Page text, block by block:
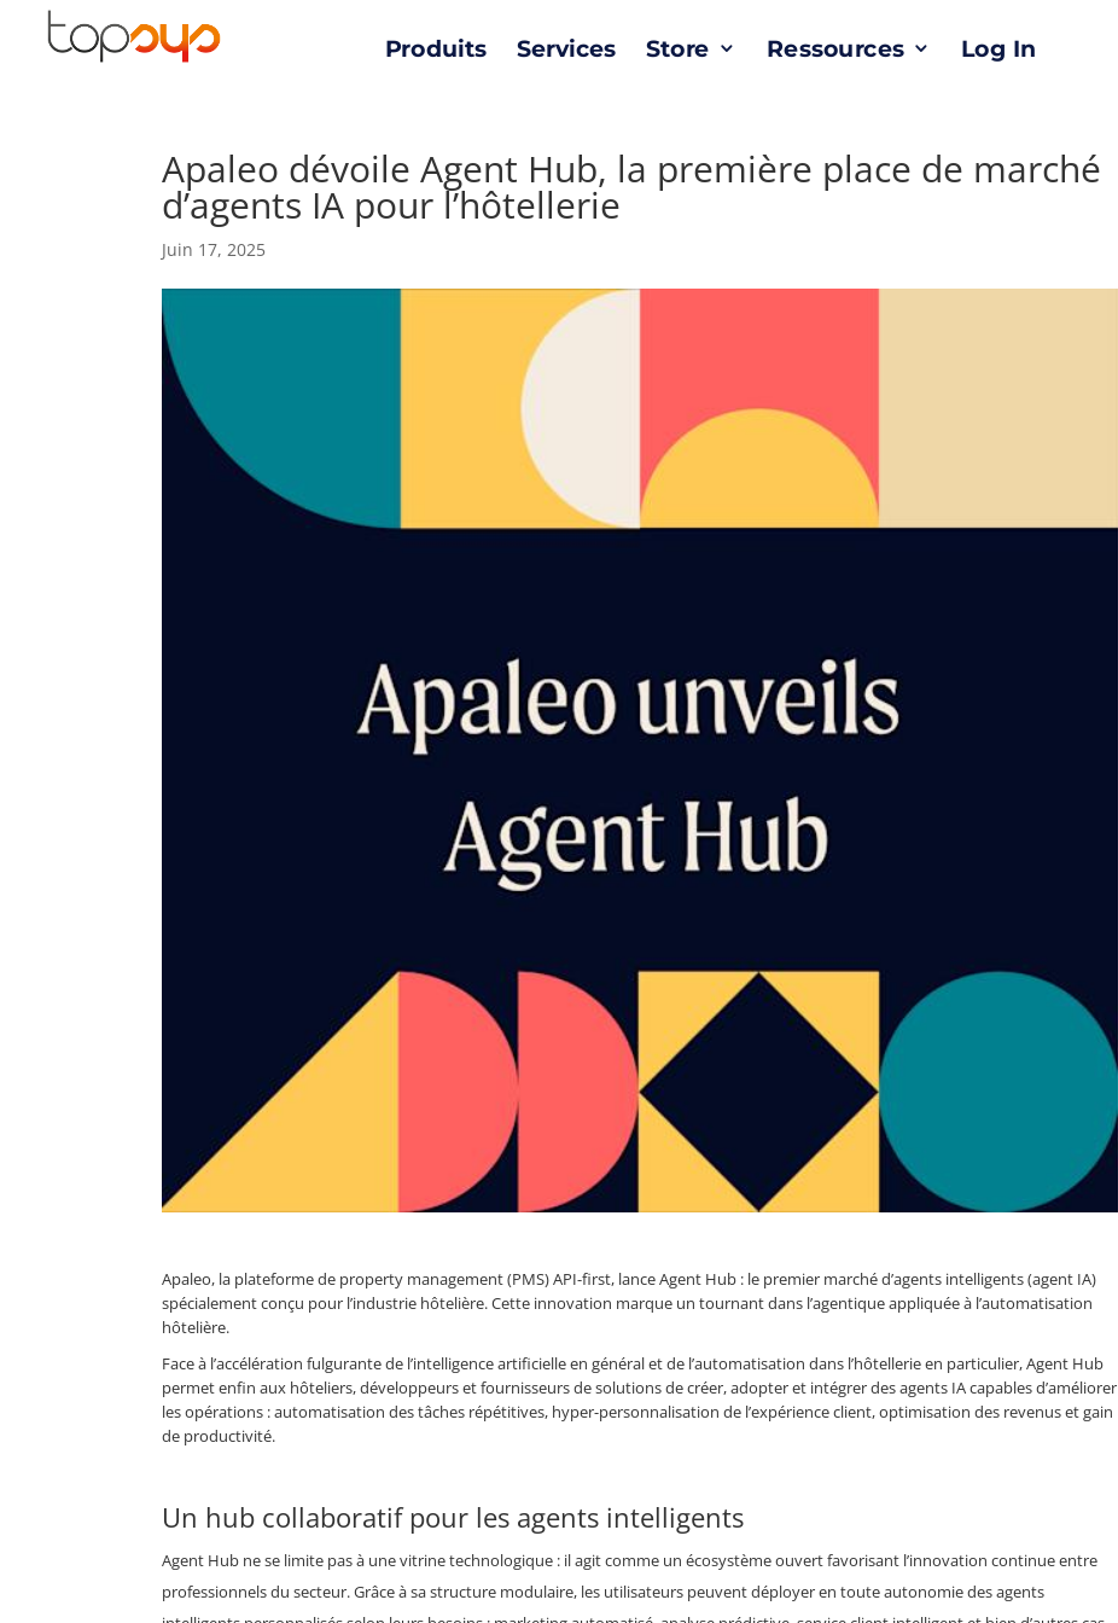
Produits Services Store Ressources Log In
Apaleo dévoile Agent Hub, la première place de marché
d’agents IA pour l’hôtellerie
Juin 17, 2025
Apaleo, la plateforme de property management (PMS) API-first, lanceAgent Hub : le premier marché d’agents intelligents (agent IA)
spécialement conçu pour l’industrie hôtelière. Cette innovation marque un tournant dans l’agentique appliquée à l’automatisation
hôtelière.
Face à l’accélération fulgurante de l’intelligence artificielle en général et de l’automatisation dans l’hôtellerie en particulier, Agent Hub
permet enfin aux hôteliers, développeurs et fournisseurs de solutions de créer, adopter et intégrer des agents IA capables d’améliorer
les opérations : automatisation des tâches répétitives, hyper-personnalisation de l’expérience client, optimisation des revenus et gain
de productivité.
Un hub collaboratif pour les agents intelligents
Agent Hub ne se limite pas à une vitrine technologique : il agit comme un écosystème ouvert favorisant l’innovation continue entre
professionnels du secteur. Grâce à sa structure modulaire, les utilisateurs peuvent déployer en toute autonomie des agents